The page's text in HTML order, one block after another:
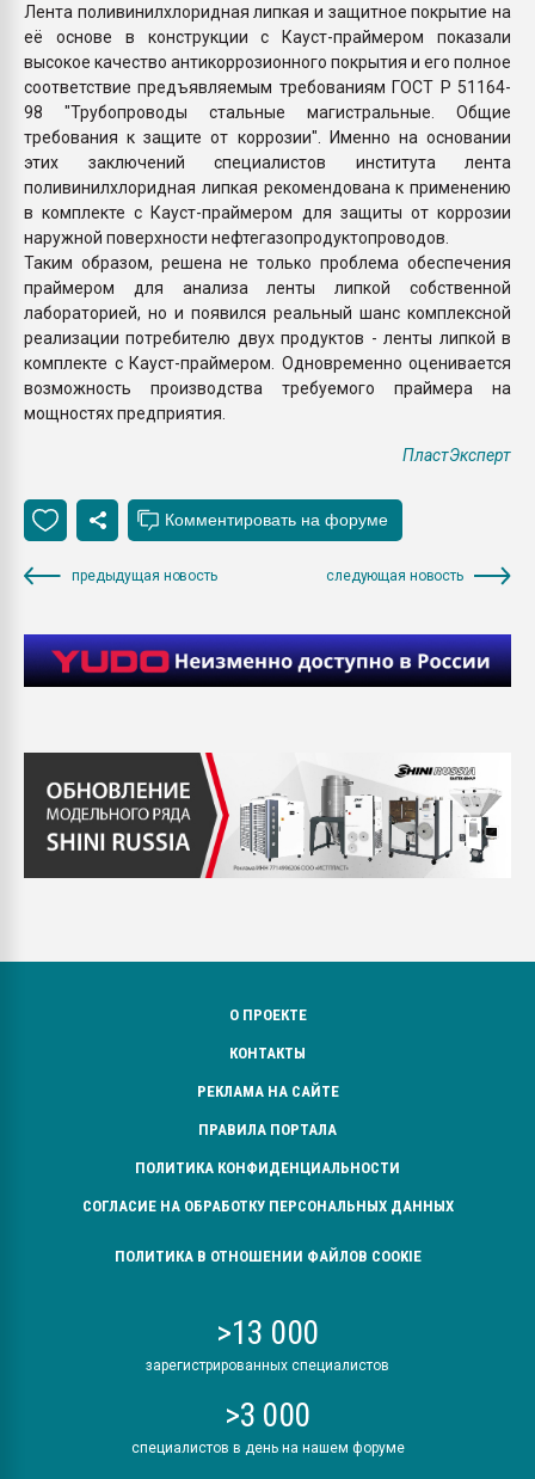
Лента поливинилхлоридная липкая и защитное покрытие на
её основе в конструкции с Кауст-праймером показали
высокое качество антикоррозионного покрытия и его полное
соответствие предъявляемым требованиям ГОСТ Р 51164-
98 "Трубопроводы стальные магистральные. Общие
требования к защите от коррозии". Именно на основании
этих заключений специалистов института лента
поливинилхлоридная липкая рекомендована к применению
в комплекте с Кауст-праймером для защиты от коррозии
наружной поверхности нефтегазопродуктопроводов.
Таким образом, решена не только проблема обеспечения
праймером для анализа ленты липкой собственной
лабораторией, но и появился реальный шанс комплексной
реализации потребителю двух продуктов - ленты липкой в
комплекте с Кауст-праймером. Одновременно оценивается
возможность производства требуемого праймера на
мощностях предприятия.
ПластЭксперт
предыдущая новость следующая новость
О ПРОЕКТЕ
КОНТАКТЫ
РЕКЛАМА НА САЙТЕ
ПРАВИЛА ПОРТАЛА
ПОЛИТИКА КОНФИДЕНЦИАЛЬНОСТИ
СОГЛАСИЕ НА ОБРАБОТКУ ПЕРСОНАЛЬНЫХ ДАННЫХ
ПОЛИТИКА В ОТНОШЕНИИ ФАЙЛОВ COOKIE
>13 000
зарегистрированных специалистов
>3 000
специалистов в день на нашем форуме